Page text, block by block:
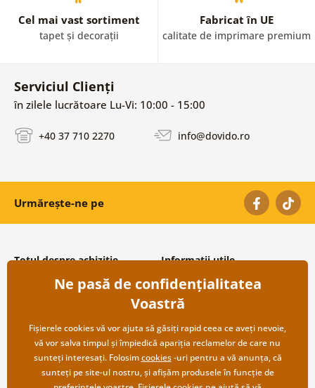
Cel mai vast sortiment
tapet și decorații
Fabricat în UE
calitate de imprimare premium
Serviciul Clienți
în zilele lucrătoare Lu-Vi: 10:00 - 15:00
+40 37 710 2270 info@dovido.ro
Urmărește-ne pe
Totul despre achiziție
Condiții și termeni generali
Protecția datelor personale
Transport și modalități de plată
Returnare
Informații utile
Despre noi
Întrebări frecvente
Contacte
Cooperare angro
Ne pasă de confidențialitatea
Voastră
Fișierele cookies vă vor ajuta să găsiți rapid ceea ce aveți nevoie,
vă vor salva timpul și împiedică apariția reclamelor de care nu
sunteți interesați. Folosimcookies-uri pentru a vă anunța, că
sunteți pe site-ul nostru, și afișăm produsele în funcție de